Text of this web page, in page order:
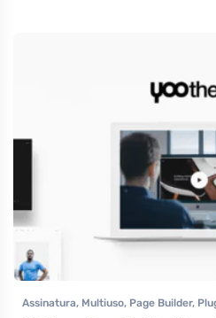
Assinatura, Multiuso, Page Builder,